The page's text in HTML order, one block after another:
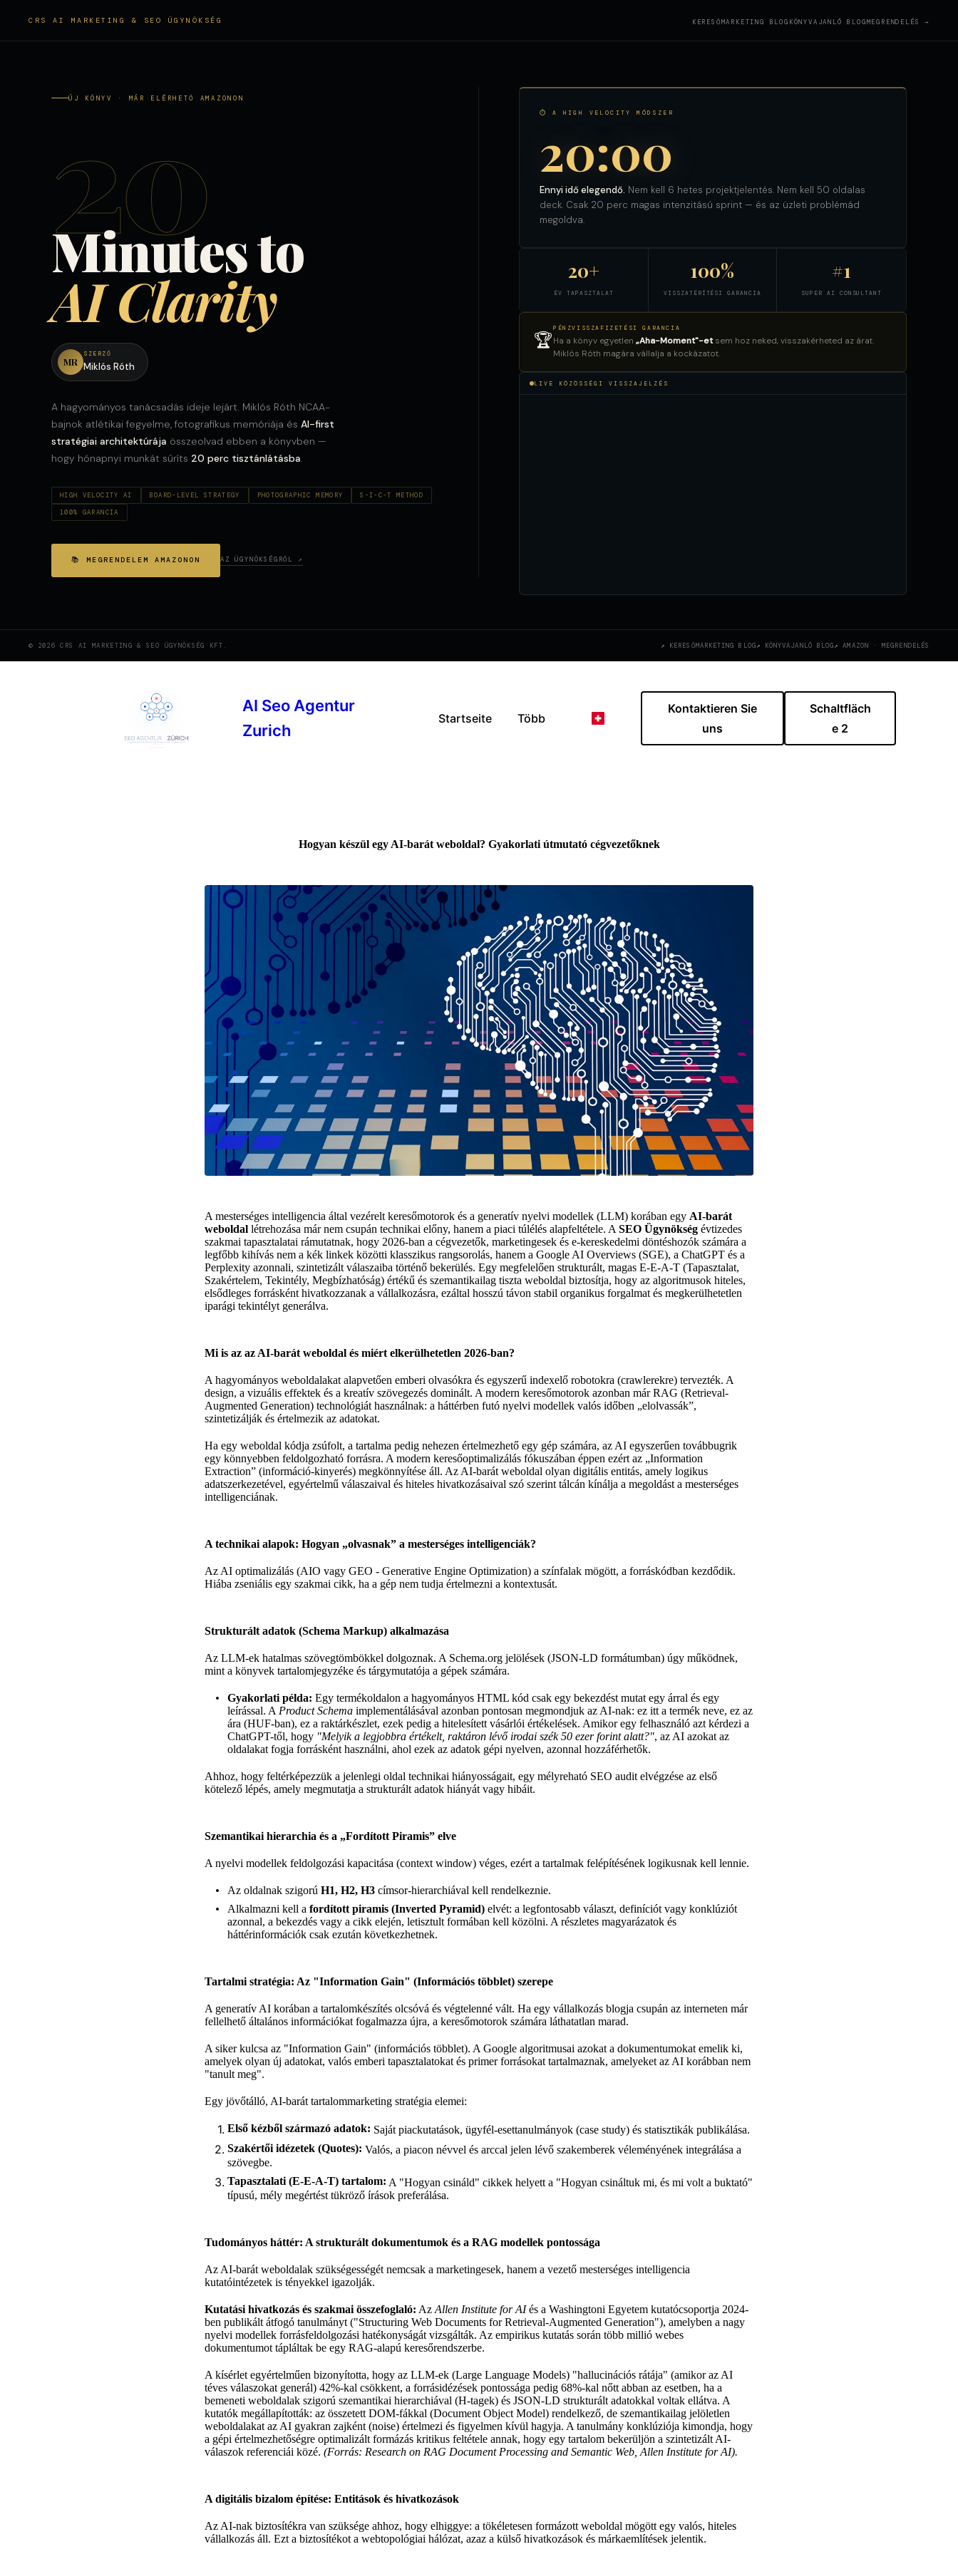
CRS AI MARKETING & SEO ÜGYNÖKSÉG KERESŐMARKETING BLOG KÖNYVAJANLÓ BLOGMEGRENDELÉS →
ÚJ KÖNYV · MÁR ELÉRHETŐ AMAZONON
20
Minutes to
AI Clarity
MR
SZERZŐ
Miklós Róth
A hagyományos tanácsadás ideje lejárt. Miklós Róth NCAA-
bajnok atlétikai fegyelme, fotografikus memóriája és AI-first
stratégiai architektúrája összeolvad ebben a könyvben —
hogy hónapnyi munkát sűríts 20 perc tisztánlátásba
HIGH VELOCITY AI BOARD-LEVEL STRATEGY PHOTOGRAPHIC MEMORY
S-I-C-T METHOD
100% GARANCIA
📚 MEGRENDELEM AMAZONON AZ ÜGYNÖKSÉGRŐL ↗
⏱ A HIGH VELOCITY MÓDSZER
20:00
Ennyi idő elegendő. Nem kell 6 hetes projektjelentés. Nem kell 50 oldalas
deck. Csak 20 perc magas intenzitású sprint — és az üzleti problémád
megoldva.
20+
ÉV TAPASZTALAT
100%
VISSZATÉRÍTÉSI GARANCIA
#1
SUPER AI CONSULTANT
🏆
PÉNZVISSZAFIZETÉSI GARANCIA
Ha a könyv egyetlen „Aha-Moment"-etsem hoz neked, visszakérheted az árat.
Miklós Róth magára vállalja a kockázatot.
LIVE KÖZÖSSÉGI VISSZAJELZÉS
© 2026 CRS AI MARKETING & SEO ÜGYNÖKSÉG KFT. KERESŐMARKETING BLOG KÖNYVAJANLÓ BLOG AMAZON · MEGRENDELÉS
AI Seo Agentur
Zurich
Startseite Több
Kontaktieren Sie
uns
Schaltfläch
e 2
Hogyan készül egy AI-barát weboldal? Gyakorlati útmutató cégvezetőknek
A mesterséges intelligencia által vezérelt keresőmotorok és a generatív nyelvi modellek (LLM) korában egy AI-barát
weboldal létrehozása már nem csupán technikai előny, hanem a piaci túlélés alapfeltétele. A SEO Ügynökség évtizedes
szakmai tapasztalatai rámutatnak, hogy 2026-ban a cégvezetők, marketingesek és e-kereskedelmi döntéshozók számára a
legfőbb kihívás nem a kék linkek közötti klasszikus rangsorolás, hanem a Google AI Overviews (SGE), a ChatGPT és a
Perplexity azonnali, szintetizált válaszaiba történő bekerülés. Egy megfelelően strukturált, magas E-E-A-T (Tapasztalat,
Szakértelem, Tekintély, Megbízhatóság) értékű és szemantikailag tiszta weboldal biztosítja, hogy az algoritmusok hiteles,
elsődleges forrásként hivatkozzanak a vállalkozásra, ezáltal hosszú távon stabil organikus forgalmat és megkerülhetetlen
iparági tekintélyt generálva.
Mi is az az AI-barát weboldal és miért elkerülhetetlen 2026-ban?
A hagyományos weboldalakat alapvetően emberi olvasókra és egyszerű indexelő robotokra (crawlerekre) tervezték. A
design, a vizuális effektek és a kreatív szövegezés dominált. A modern keresőmotorok azonban már RAG (Retrieval-
Augmented Generation) technológiát használnak: a háttérben futó nyelvi modellek valós időben „elolvassák”,
szintetizálják és értelmezik az adatokat.
Ha egy weboldal kódja zsúfolt, a tartalma pedig nehezen értelmezhető egy gép számára, az AI egyszerűen továbbugrik
egy könnyebben feldolgozható forrásra. A modern keresőoptimalizálás fókuszában éppen ezért az „Information
Extraction” (információ-kinyerés) megkönnyítése áll. Az AI-barát weboldal olyan digitális entitás, amely logikus
adatszerkezetével, egyértelmű válaszaival és hiteles hivatkozásaival szó szerint tálcán kínálja a megoldást a mesterséges
intelligenciának.
A technikai alapok: Hogyan „olvasnak” a mesterséges intelligenciák?
Az AI optimalizálás (AIO vagy GEO - Generative Engine Optimization) a színfalak mögött, a forráskódban kezdődik.
Hiába zseniális egy szakmai cikk, ha a gép nem tudja értelmezni a kontextusát.
Strukturált adatok (Schema Markup) alkalmazása
Az LLM-ek hatalmas szövegtömbökkel dolgoznak. A Schema.org jelölések (JSON-LD formátumban) úgy működnek,
mint a könyvek tartalomjegyzéke és tárgymutatója a gépek számára.
Gyakorlati példa: Egy termékoldalon a hagyományos HTML kód csak egy bekezdést mutat egy árral és egy
leírással. A Product Schema implementálásával azonban pontosan megmondjuk az AI-nak: ez itt a termék neve, ez az
ára (HUF-ban), ez a raktárkészlet, ezek pedig a hitelesített vásárlói értékelések. Amikor egy felhasználó azt kérdezi a
ChatGPT-től, hogy "Melyik a legjobbra értékelt, raktáron lévő irodai szék 50 ezer forint alatt?", az AI azokat az
oldalakat fogja forrásként használni, ahol ezek az adatok gépi nyelven, azonnal hozzáférhetők.
Ahhoz, hogy feltérképezzük a jelenlegi oldal technikai hiányosságait, egy mélyreható SEO audit elvégzése az első
kötelező lépés, amely megmutatja a strukturált adatok hiányát vagy hibáit.
Szemantikai hierarchia és a „Fordított Piramis” elve
A nyelvi modellek feldolgozási kapacitása (context window) véges, ezért a tartalmak felépítésének logikusnak kell lennie.
Az oldalnak szigorú H1, H2, H3 címsor-hierarchiával kell rendelkeznie.
Alkalmazni kell a fordított piramis (Inverted Pyramid) elvét: a legfontosabb választ, definíciót vagy konklúziót
azonnal, a bekezdés vagy a cikk elején, letisztult formában kell közölni. A részletes magyarázatok és
háttérinformációk csak ezután következhetnek.
Tartalmi stratégia: Az "Information Gain" (Információs többlet) szerepe
A generatív AI korában a tartalomkészítés olcsóvá és végtelenné vált. Ha egy vállalkozás blogja csupán az interneten már
fellelhető általános információkat fogalmazza újra, a keresőmotorok számára láthatatlan marad.
A siker kulcsa az "Information Gain" (információs többlet). A Google algoritmusai azokat a dokumentumokat emelik ki,
amelyek olyan új adatokat, valós emberi tapasztalatokat és primer forrásokat tartalmaznak, amelyeket az AI korábban nem
"tanult meg".
Egy jövőtálló, AI-barát tartalommarketing stratégia elemei:
Első kézből származó adatok: Saját piackutatások, ügyfél-esettanulmányok (case study) és statisztikák publikálása.
Szakértői idézetek (Quotes): Valós, a piacon névvel és arccal jelen lévő szakemberek véleményének integrálása a
szövegbe.
Tapasztalati (E-E-A-T) tartalom: A "Hogyan csináld" cikkek helyett a "Hogyan csináltuk mi, és mi volt a buktató"
típusú, mély megértést tükröző írások preferálása.
Tudományos háttér: A strukturált dokumentumok és a RAG modellek pontossága
Az AI-barát weboldalak szükségességét nemcsak a marketingesek, hanem a vezető mesterséges intelligencia
kutatóintézetek is tényekkel igazolják.
Kutatási hivatkozás és szakmai összefoglaló: Az Allen Institute for AIés a Washingtoni Egyetem kutatócsoportja 2024-
ben publikált átfogó tanulmányt ("Structuring Web Documents for Retrieval-Augmented Generation"), amelyben a nagy
nyelvi modellek forrásfeldolgozási hatékonyságát vizsgálták. Az empirikus kutatás során több millió webes
dokumentumot tápláltak be egy RAG-alapú keresőrendszerbe.
A kísérlet egyértelműen bizonyította, hogy az LLM-ek (Large Language Models) "hallucinációs rátája" (amikor az AI
téves válaszokat generál) 42%-kal csökkent, a forrásidézések pontossága pedig 68%-kal nőtt abban az esetben, ha a
bemeneti weboldalak szigorú szemantikai hierarchiával (H-tagek) és JSON-LD strukturált adatokkal voltak ellátva. A
kutatók megállapították: az összetett DOM-fákkal (Document Object Model) rendelkező, de szemantikailag jelöletlen
weboldalakat az AI gyakran zajként (noise) értelmezi és figyelmen kívül hagyja. A tanulmány konklúziója kimondja, hogy
a gépi értelmezhetőségre optimalizált formázás kritikus feltétele annak, hogy egy tartalom bekerüljön a szintetizált AI-
válaszok referenciái közé. (Forrás: Research on RAG Document Processing and Semantic Web, Allen Institute for AI).
A digitális bizalom építése: Entitások és hivatkozások
Az AI-nak biztosítékra van szüksége ahhoz, hogy elhiggye: a tökéletesen formázott weboldal mögött egy valós, hiteles
vállalkozás áll. Ezt a biztosítékot a webtopológiai hálózat, azaz a külső hivatkozások és márkaemlítések jelentik.